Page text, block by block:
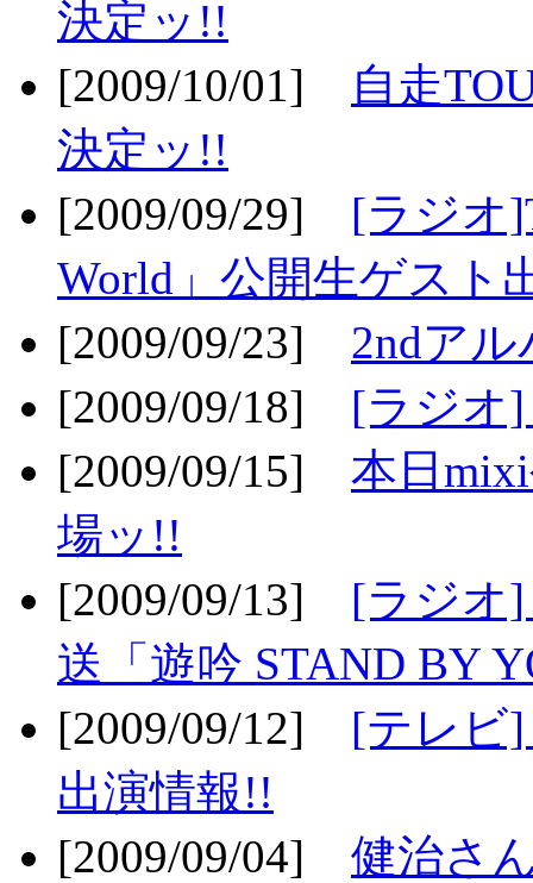
決定ッ!!
[2009/10/01]
自走
決定ッ!!
[2009/09/29] [ラジオ
World」公開生ゲスト
[2009/09/23] 2ndア
[2009/09/18] [ラジオ
[2009/09/15] 本日
場ッ!!
[2009/09/13] [ラジオ]
送「遊吟 STAND BY
[2009/09/12] [テレビ]
出演情報!!
[2009/09/04] 健治さ